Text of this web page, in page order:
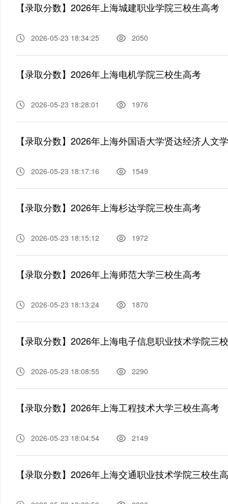
【录取分数】2026年上海城建职业学院三校生高考
2026-05-23 18:34:25 2050
【录取分数】2026年上海电机学院三校生高考
2026-05-23 18:28:01 1976
【录取分数】2026年上海外国语大学贤达经济人文
2026-05-23 18:17:16 1549
【录取分数】2026年上海杉达学院三校生高考
2026-05-23 18:15:12 1972
【录取分数】2026年上海师范大学三校生高考
2026-05-23 18:13:24 1870
【录取分数】2026年上海电子信息职业技术学院三
2026-05-23 18:08:55 2290
【录取分数】2026年上海工程技术大学三校生高考
2026-05-23 18:04:54 2149
【录取分数】2026年上海交通职业技术学院三校生